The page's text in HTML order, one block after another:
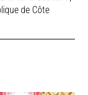
de Côte